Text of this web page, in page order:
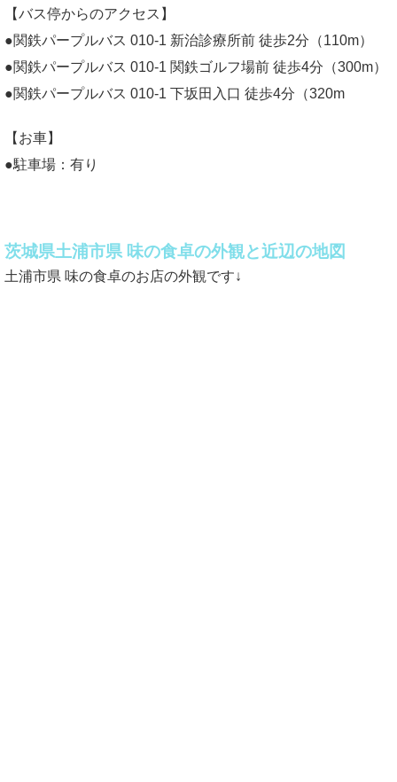
【バス停からのアクセス】
●関鉄パープルバス 010-1 新治診療所前 徒歩2分（110m）
●関鉄パープルバス 010-1 関鉄ゴルフ場前 徒歩4分（300m）
●関鉄パープルバス 010-1 下坂田入口 徒歩4分（320m
【お車】
●駐車場：有り
茨城県土浦市県 味の食卓の外観と近辺の地図
土浦市県 味の食卓のお店の外観です↓